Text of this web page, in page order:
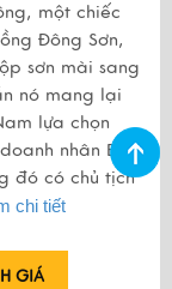
một chiếc
Đông Sơn,
sơn mài sang
nó mang lại
lựa chọn
nhân BNI
đó có chủ tịch
chi tiết
GIÁ